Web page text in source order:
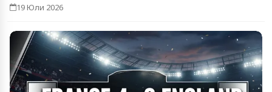
19 Юли 2026